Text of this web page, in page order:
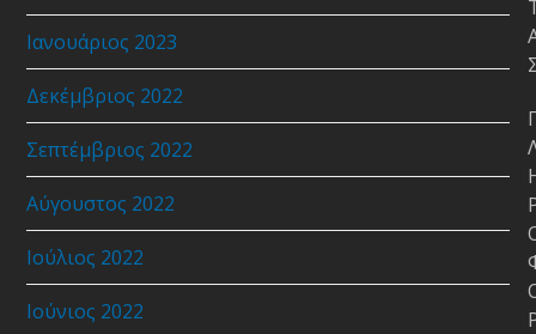
Ιανουάριος 2023
Δεκέμβριος 2022
Σεπτέμβριος 2022
Αύγουστος 2022
Ιούλιος 2022
Ιούνιος 2022